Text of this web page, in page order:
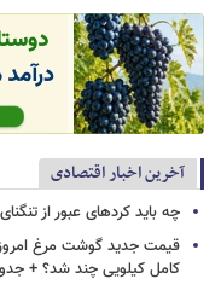
آخرین اخبار اقتصادی
چه باید کردهای عبور از
کامل کیلویی چند شد؟ +